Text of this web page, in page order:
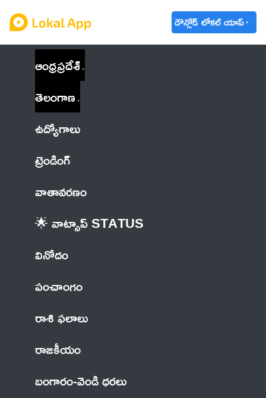
డౌన్లోడ్ లోకల్ యాప్
ఆంధ్రప్రదేశ్
తెలంగాణ
ఉద్యోగాలు
ట్రెండింగ్
వాతావరణం
🌟 వాట్సాప్ STATUS
వినోదం
పంచాంగం
రాశి ఫలాలు
రాజకీయం
బంగారం-వెండి ధరలు